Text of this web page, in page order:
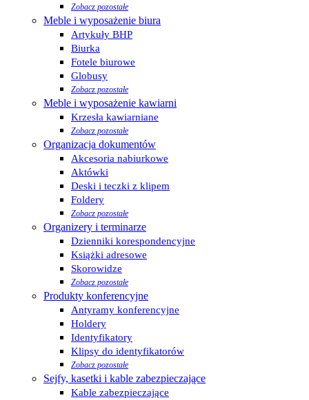
Zobacz pozostałe
Meble i wyposażenie biura
Artykuły BHP
Biurka
Fotele biurowe
Globusy
Zobacz pozostałe
Meble i wyposażenie kawiarni
Krzesła kawiarniane
Zobacz pozostałe
Organizacja dokumentów
Akcesoria nabiurkowe
Aktówki
Deski i teczki z klipem
Foldery
Zobacz pozostałe
Organizery i terminarze
Dzienniki korespondencyjne
Książki adresowe
Skorowidze
Zobacz pozostałe
Produkty konferencyjne
Antyramy konferencyjne
Holdery
Identyfikatory
Klipsy do identyfikatorów
Zobacz pozostałe
Sejfy, kasetki i kable zabezpieczające
Kable zabezpieczające